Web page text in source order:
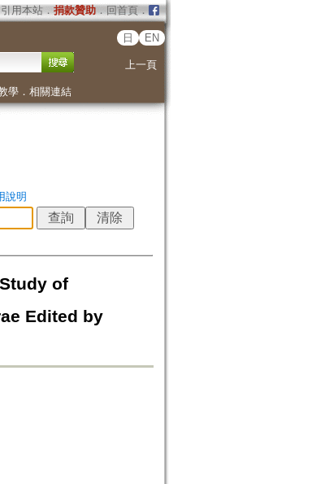
引用本站． 捐款贊助．回首頁．
日 EN
上一頁
學． 相關連結
說明
of
Edited by